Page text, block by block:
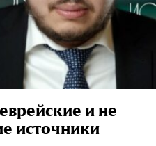
и не
источники